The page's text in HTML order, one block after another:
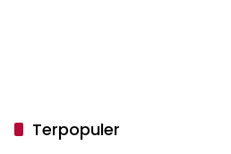
Terpopuler